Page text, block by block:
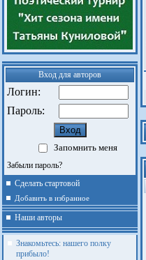
Вход для авторов
Логин:
Пароль:
Запомнить меня
Забыли пароль?
Сделать стартовой
Добавить в избранное
Наши авторы
Знакомьтесь: нашего полку
прибыло!